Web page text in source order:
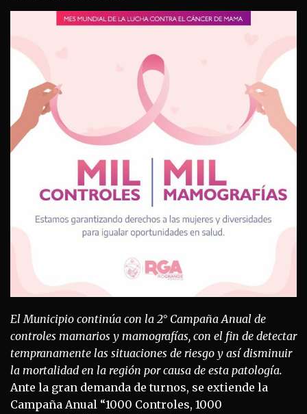
El Municipio continúa con la 2° Campaña Anual de
controles mamarios y mamografías, con el fin de detectar
tempranamente las situaciones de riesgo y así disminuir
la mortalidad en la región por causa de esta patología.
Ante la gran demanda de turnos, se extiende la
Campaña Anual “1000 Controles, 1000